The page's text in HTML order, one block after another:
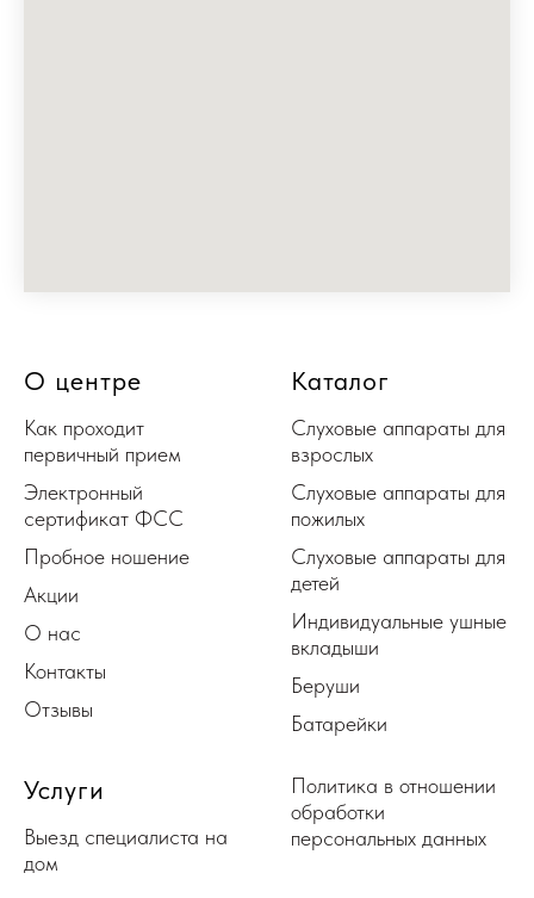
О центре
Как проходит
первичный прием
Электронный
сертификат ФСС
Пробное ношение
Акции
О нас
Контакты
Отзывы
Каталог
Слуховые аппараты для
взрослых
Слуховые аппараты для
пожилых
Слуховые аппараты для
детей
Индивидуальные ушные
вкладыши
Беруши
Батарейки
Услуги
Выезд специалиста на
дом
Политика в отношении
обработки
персональных данных